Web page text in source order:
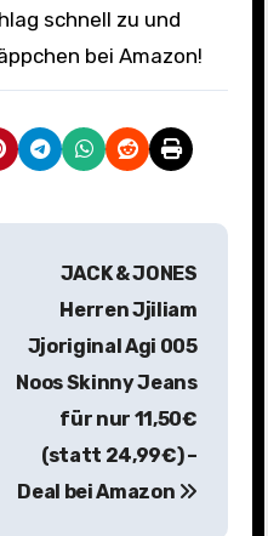
schnell zu und
bei Amazon!
JACK & JONES
Herren Jjiliam
Jjoriginal Agi 005
Noos Skinny Jeans
für nur 11,50€
(statt 24,99€) –
Deal bei Amazon